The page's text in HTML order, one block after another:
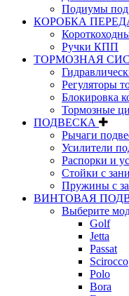
Подиумы под
КОРОБКА
Ручки КПП
ТОРМОЗНАЯ
Регуляторы
Блокировка
Тормозные
ПОДВЕСКА
Рычаги
Усилители
Распорки и
Стойки с
Пружины с
ВИНТОВАЯ
Выберите
Golf
Jetta
Passat
Scirocco
Polo
Bora